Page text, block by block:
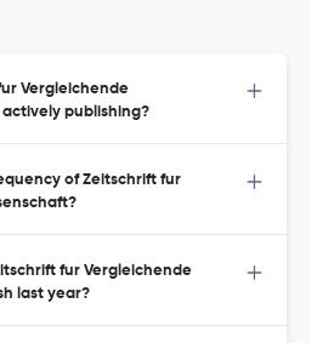
Vergleichende
publishing?
of Zeitschrift fur
fur Vergleichende
last year?